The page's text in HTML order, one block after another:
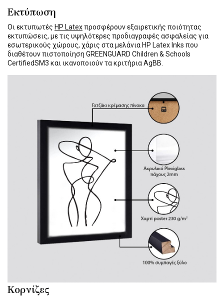
Εκτύπωση
Οι εκτυπωτές HP Latexπροσφέρουν εξαιρετικής ποιότητας
εκτυπώσεις, με τις υψηλότερες προδιαγραφές ασφαλείας για
εσωτερικούς χώρους, χάρις στα μελάνια HP Latex Inks που
διαθέτουν πιστοποίηση GREENGUARD Children & Schools
CertifiedSM3 και ικανοποιούν τα κριτήρια AgBB.
Κορνίζες